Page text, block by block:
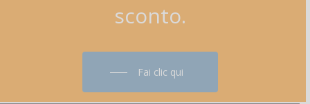
sconto.
Fai clic qui